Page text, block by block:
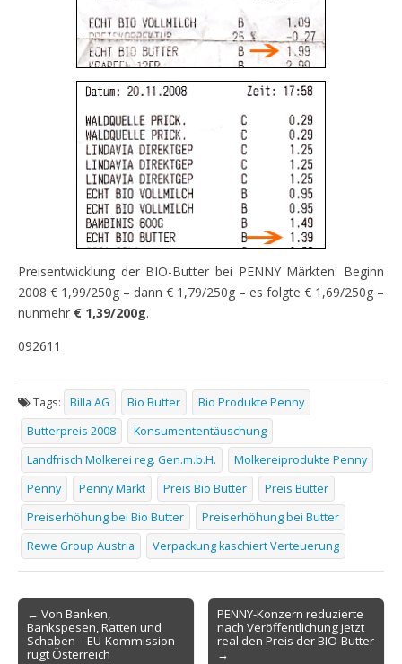
Preisentwicklung der BIO-Butter bei PENNY Märkten: Beginn
2008 € 1,99/250g – dann € 1,79/250g – es folgte € 1,69/250g –
nunmehr € 1,39/200g.
092611
Tags: Billa AG Bio Butter
Bio Produkte Penny
Butterpreis 2008
Konsumententäuschung
Landfrisch Molkerei reg. Gen.m.b.H.
Molkereiprodukte Penny
Penny
Penny Markt Preis Bio Butter
Preis Butter
Preiserhöhung bei Bio Butter
Preiserhöhung bei Butter
Rewe Group Austria
Verpackung kaschiert Verteuerung
Post
navigation
← Von Banken,
Bankspesen, Ratten und
Schaben – EU-Kommission
rügt Österreich
PENNY-Konzern reduzierte
nach Veröffentlichung jetzt
real den Preis der BIO-Butter
→